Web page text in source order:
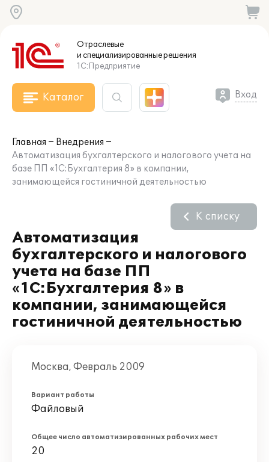
Отраслевые
и специализированныерешения
1С:Предприятие
Каталог Вход
Главная
Внедрения
Автоматизация бухгалтерского и налогового учета на
базе ПП «1С:Бухгалтерия 8» в компании,
занимающейся гостиничной деятельностью
Автоматизация
бухгалтерского и налогового
учета на базе ПП
«1С:Бухгалтерия 8» в
компании, занимающейся
гостиничной деятельностью
К списку
Москва, Февраль 2009
Вариант работы
Файловый
Общее число автоматизированных рабочих мест
20